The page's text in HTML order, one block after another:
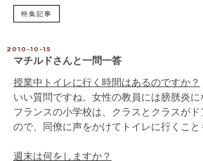
特集記事
2010-10-15
マチルドさんと一問一答
授業中トイレに行く時間はあるのですか？
いい質問ですね。女性の教員には膀胱炎に
フランスの小学校は、クラスとクラスが
ので、同僚に声をかけてトイレに行くこと
週末は何をしますか？